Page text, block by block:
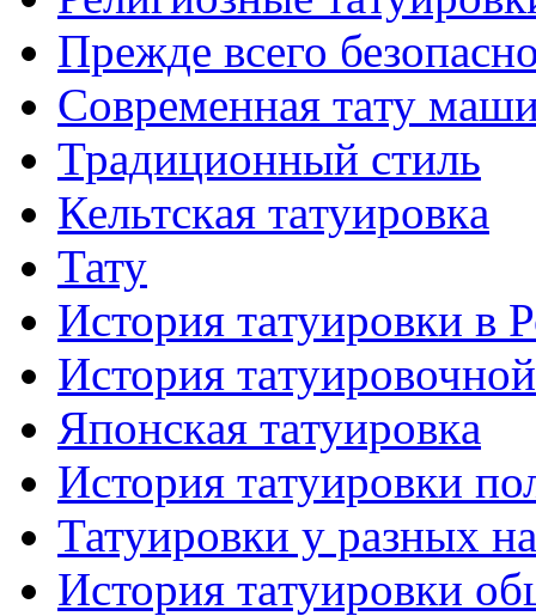
Прежде всего
Современная тaту
Традиционный стиль
Кельтскaя тaтуировкa
Тату
История тaтуировки в
История
Японскaя тaтуировкa
История тaтуировки
Татуировки у разных
История тaтуировки